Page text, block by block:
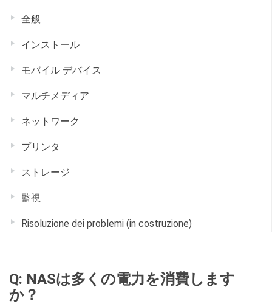
全般
インストール
モバイル デバイス
マルチメディア
ネットワーク
プリンタ
ストレージ
監視
Risoluzione dei problemi (in costruzione)
Q: NASは多くの電力を消費します
か？